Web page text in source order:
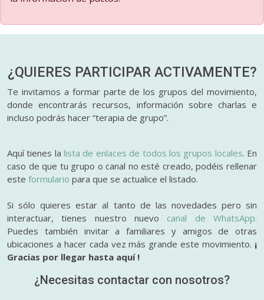
¿QUIERES PARTICIPAR ACTIVAMENTE?
Te invitamos a formar parte de los grupos del movimiento,
donde encontrarás recursos, información sobre charlas e
incluso podrás hacer “terapia de grupo”.
Aquí tienes lalista de enlaces de todos los grupos locales. En
caso de que tu grupo o canal no esté creado, podéis rellenar
este formulario para que se actualice el listado.
Si sólo quieres estar al tanto de las novedades pero sin
interactuar, tienes nuestro nuevo canal de WhatsApp.
Puedes también invitar a familiares y amigos de otras
ubicaciones a hacer cada vez más grande este movimiento. ¡
Gracias por llegar hasta aquí !
¿Necesitas contactar con nosotros?